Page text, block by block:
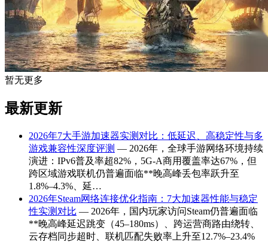
暂无更多
最新更新
2026年7大手游加速器实测对比：低延迟、高稳定性与多
游戏兼容性深度评测 — 2026年，全球手游网络环境持续
演进：IPv6普及率超82%，5G-A商用覆盖率达67%，但
跨区域游戏联机仍普遍面临**晚高峰丢包率跃升至
1.8%–4.3%、延…
2026年Steam网络连接优化指南：7大加速器性能与稳定
性实测对比 — 2026年，国内玩家访问Steam仍普遍面临
**晚高峰延迟跳变（45–180ms）、跨运营商路由绕转、
云存档同步超时、联机匹配失败率上升至12.7%–23.4%